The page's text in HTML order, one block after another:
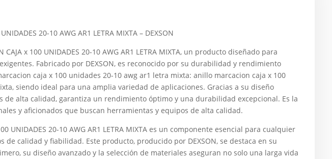
20-10 AWG AR1 LETRA MIXTA – DEXSON
CAJA x 100 UNIDADES 20-10 AWG AR1 LETRA MIXTA, un producto diseñado para
Fabricado por DEXSON, es reconocido por su durabilidad y rendimiento
caja x 100 unidades 20-10 awg ar1 letra mixta: anillo marcacion caja x 100
siendo ideal para una amplia variedad de aplicaciones. Gracias a su diseño
de alta calidad, garantiza un rendimiento óptimo y una durabilidad excepcional. Es la
y aficionados que buscan herramientas y equipos de alta calidad.
UNIDADES 20-10 AWG AR1 LETRA MIXTA es un componente esencial para cualquier
de calidad y fiabilidad. Este producto, producido por DEXSON, se destaca en su
su diseño avanzado y la selección de materiales aseguran no solo una larga vida